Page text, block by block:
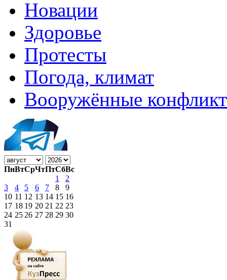
Новации
Здоровье
Протесты
Погода, климат
Вооружённые
ПнВтСрЧтПтСбВс
1
2
3
4 5 6 7 8
9
10 11 12 13 14 15 16
17 18 19 20 21 22 23
24 25 26 27 28 29 30
31